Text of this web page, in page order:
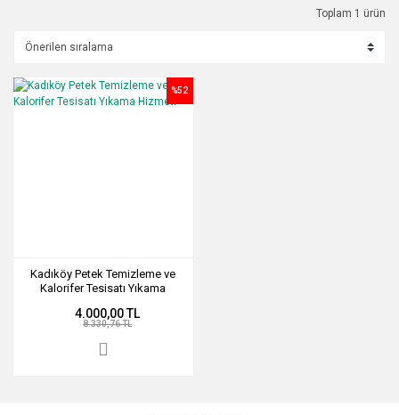
Toplam 1 ürün
Kadıköy Petek Temizleme ve
Kalorifer Tesisatı Yıkama
%52
4.000,00 TL
8.330,76 TL